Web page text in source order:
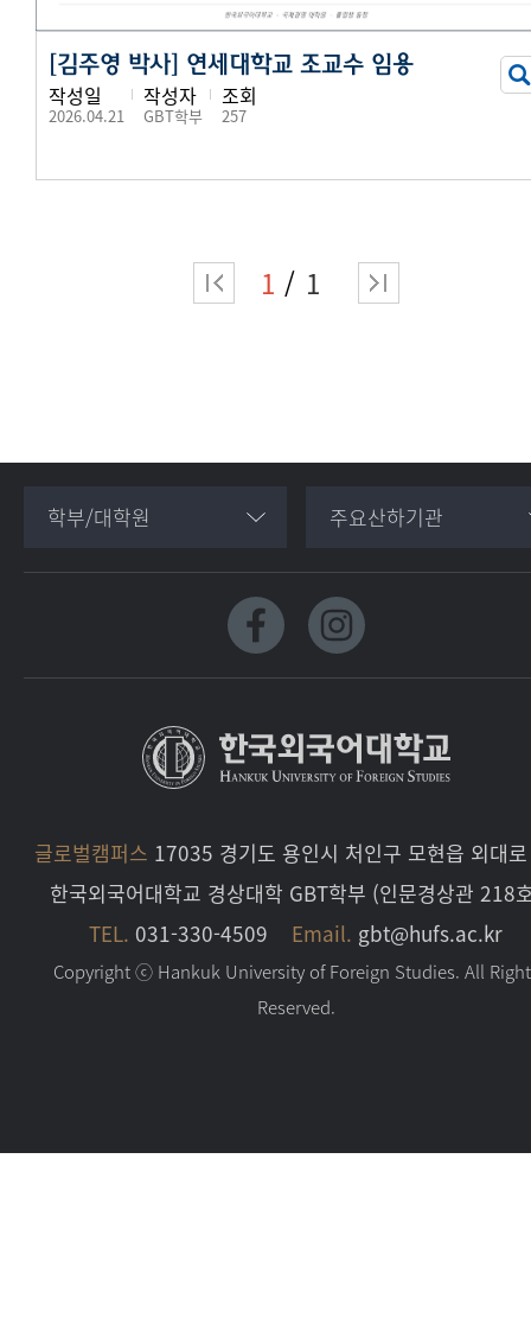
[김주영 박사] 연세대학교 조교수 임용
작성일
2026.04.21
작성자
GBT학부
조회
257
1 1
학부/대학원 주요산하기관
글로벌캠퍼스 17035 경기도 용인시 처인구 모현읍 외대
한국외국어대학교 경상대학 GBT학부 (인문경상관 218
TEL. 031-330-4509 Email. gbt@hufs.ac.kr
Copyright ⓒ Hankuk University of Foreign Studies. All
Reserved.